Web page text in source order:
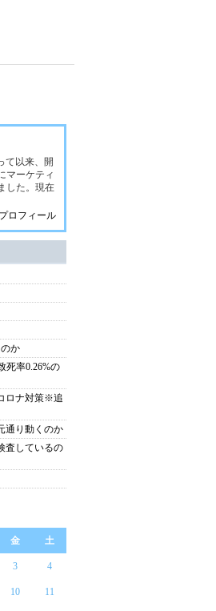
て以来、開
マーケティ
した。現在
ロフィール
か
死率0.26%の
ロナ対策※追
通り動くのか
査しているの
金 土
3 4
10 11